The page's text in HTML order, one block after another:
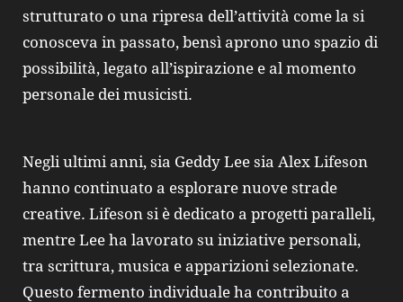
strutturato o una ripresa dell’attività come la si
conosceva in passato, bensì aprono uno spazio di
possibilità, legato all’ispirazione e al momento
personale dei musicisti.
Negli ultimi anni, sia Geddy Lee sia Alex Lifeson
hanno continuato a esplorare nuove strade
creative. Lifeson si è dedicato a progetti paralleli,
mentre Lee ha lavorato su iniziative personali,
tra scrittura, musica e apparizioni selezionate.
Questo fermento individuale ha contribuito a